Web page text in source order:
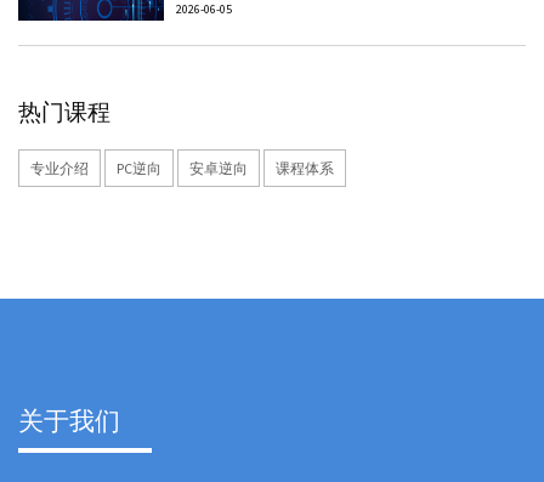
2026-06-05
热门课程
专业介绍 PC逆向 安卓逆向 课程体系
关于我们